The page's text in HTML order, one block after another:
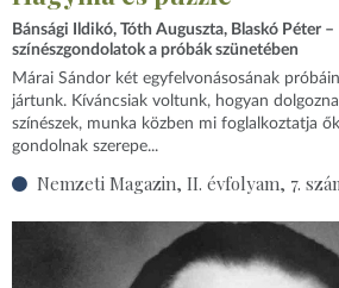
Bánsági Ildikó, Tóth Auguszta, Blaskó Péter –
színészgondolatok a próbák szünetében
Márai Sándor két egyfelvonásosának próbáin
jártunk. Kíváncsiak voltunk, hogyan
színészek, munka közben mi foglalkoztatja
gondolnak szerepe...
Nemzeti Magazin, II. évfolyam, 7.